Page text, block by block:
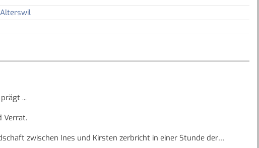
...
Verrat.
zwischen Ines und Kirsten zerbricht in einer Stunde der